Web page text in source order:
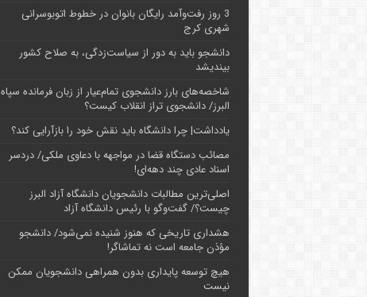
3 روز رفت‌وآمد رایگان بانوان در خطوط اتوبوسرانی
شهری کرج
دانشجو باید به دور از سیاست‌زدگی، به صلاح کشور
بیندیشد
شاخصه‌های بارز دانشجوی تمام‌عیار از زبان فرمانده سپاه
البرز/ دانشجوی تراز انقلاب کیست؟
یادداشت| چرا دانشگاه باید نقش خود را بازآرایی کند؟
مصائب دستگاه قضا در مواجهه با دعاوی ملکی/ دردسر
اسناد عادی چند‌ دهه‌ای!
اصلی‌ترین مطالبات دانشجویان دانشگاه آزاد البرز
چیست؟/ گفت‌وگو با رئیس دانشگاه آز‌اد
هشداری تاریخی که هنوز شنیده نمی‌شود/ دانشجو
مؤذن جامعه است نه تماشاگر!
هیچ توسعه پایداری بدون همراهی دانشجویان ممکن
نیست